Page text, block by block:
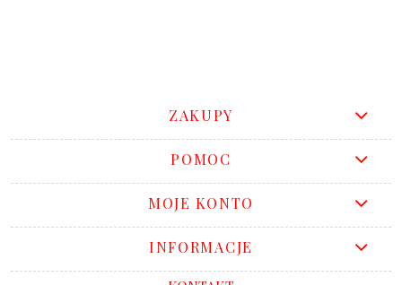
ZAKUPY
POMOC
MOJE KONTO
INFORMACJE